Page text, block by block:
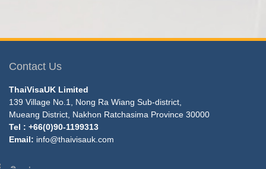
Contact Us
ThaiVisaUK Limited
139 Village No.1, Nong Ra Wiang Sub-district,
Mueang District, Nakhon Ratchasima Province 30000
Tel : +66(0)90-1199313
Email: info@thaivisauk.com